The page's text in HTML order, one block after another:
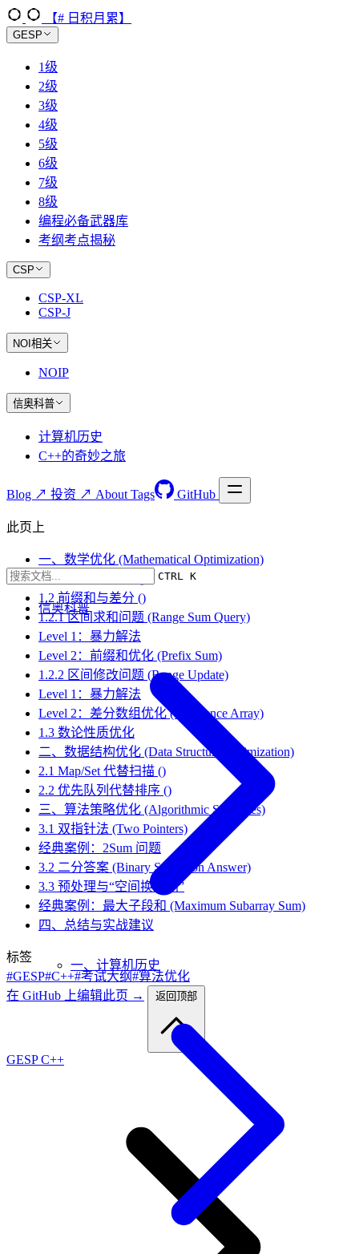
【# 日积月累】
GESP
1级
2级
3级
4级
5级
6级
7级
8级
编程必备武器库
考纲考点揭秘
CSP
CSP-XL
CSP-J
NOI相关
NOIP
信奥科普
计算机历史
C++的奇妙之旅
Blog ↗ 投资 ↗ About Tags GitHub
CTRL K
信奥科普
一、计算机历史
此页上
一、数学优化 (Mathematical Optimization)
1.1 公式代替循环 ()
1.2 前缀和与差分 ()
1.2.1 区间求和问题 (Range Sum Query)
Level 1：暴力解法
Level 2：前缀和优化 (Prefix Sum)
1.2.2 区间修改问题 (Range Update)
Level 1：暴力解法
Level 2：差分数组优化 (Difference Array)
1.3 数论性质优化
二、数据结构优化 (Data Structure Optimization)
2.1 Map/Set 代替扫描 ()
2.2 优先队列代替排序 ()
三、算法策略优化 (Algorithmic Strategies)
3.1 双指针法 (Two Pointers)
经典案例：2Sum 问题
3.2 二分答案 (Binary Search on Answer)
3.3 预处理与“空间换时间”
经典案例：最大子段和 (Maximum Subarray Sum)
四、总结与实战建议
标签
#GESP#C++#考试大纲#算法优化
在 GitHub 上编辑此页 →
返回顶部
GESP C++